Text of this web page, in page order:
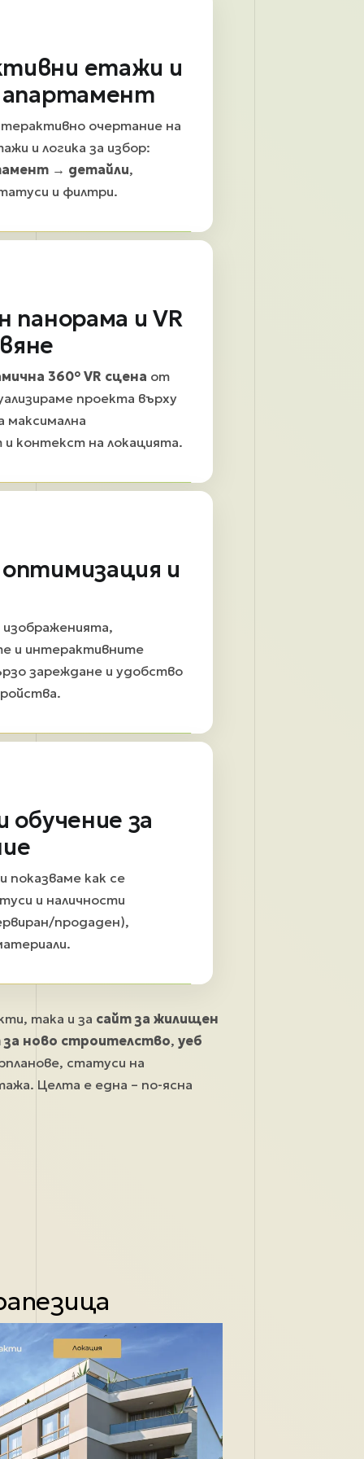
етажи и
апартамент
очертание на
и логика за избор:
→ детайли,
и филтри.
панорама и VR
360° VR сцена от
проекта върху
максимална
и контекст на локацията.
и
и интерактивните
зареждане и удобство
обучение за
показваме как се
и наличности
продаден),
така и за сайт за жилищен
за ново строителство, уеб
статуси на
Целта е една – по-ясна